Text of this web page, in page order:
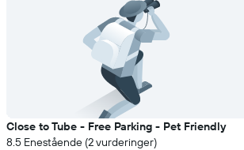
Close to Tube - Free Parking - Pet Friendly
8.5 Enestående (2 vurderinger)